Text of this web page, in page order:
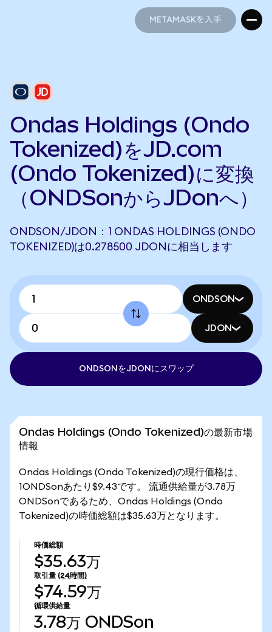
METAMASKを入手
Ondas Holdings (Ondo
Tokenized)をJD.com
(Ondo Tokenized)に変換
（ONDSonからJDonへ）
ONDSON/JDON：1 ONDAS HOLDINGS (ONDO
TOKENIZED)は0.278500 JDONに相当します
ONDSON
JDON
ONDSONをJDONにスワップ
Ondas Holdings (Ondo Tokenized)の最新市場
情報
Ondas Holdings (Ondo Tokenized)の現行価格は、
1ONDSonあたり$9.43です。 流通供給量が3.78万
ONDSonであるため、Ondas Holdings (Ondo
Tokenized)の時価総額は$35.63万となります。
時価総額
$35.63万
取引量 (24時間)
$74.59万
循環供給量
3.78万 ONDSon